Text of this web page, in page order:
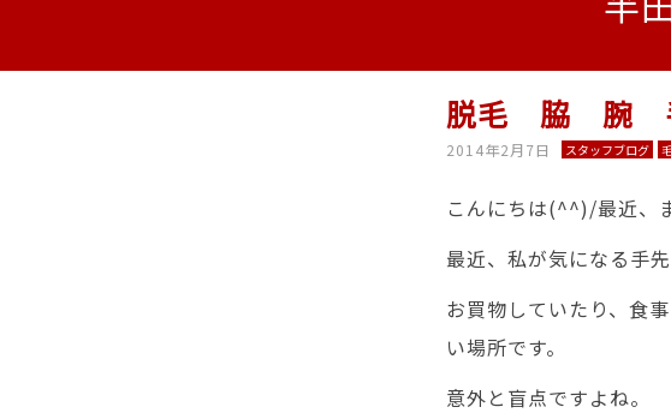
脱毛 脇 腕
2014年2月7日 スタッフブログ
こんにちは(^^)/最近、
最近、私が気になる手先
お買物していたり、食
い場所です。
意外と盲点ですよね。